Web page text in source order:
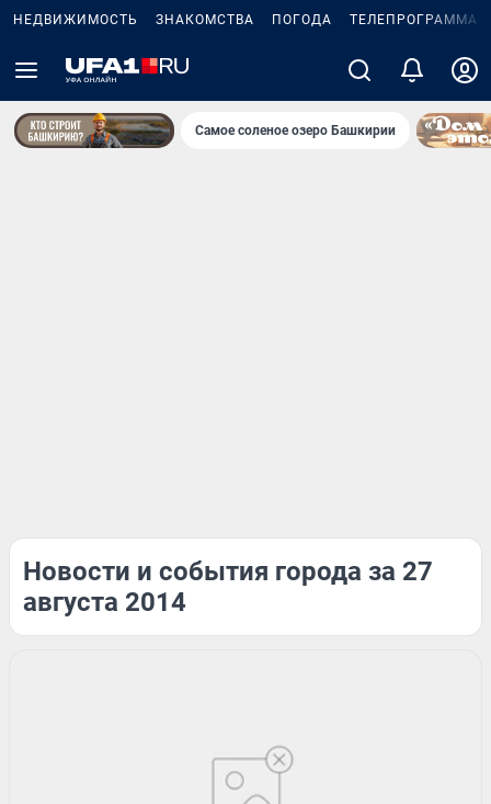
НЕДВИЖИМОСТЬ ЗНАКОМСТВА ПОГОДА ТЕЛЕПРОГРАММА
Самое соленое озеро Башкирии
Новости и события города за 27
августа 2014